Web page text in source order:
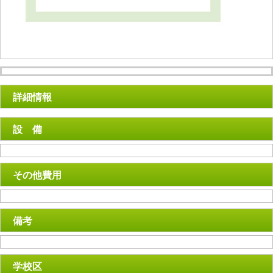
詳細情報
設 備
その他費用
備考
学校区